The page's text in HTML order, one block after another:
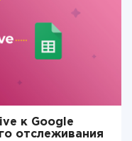
к Google
отслеживания